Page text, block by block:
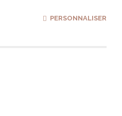
PERSONNALISER